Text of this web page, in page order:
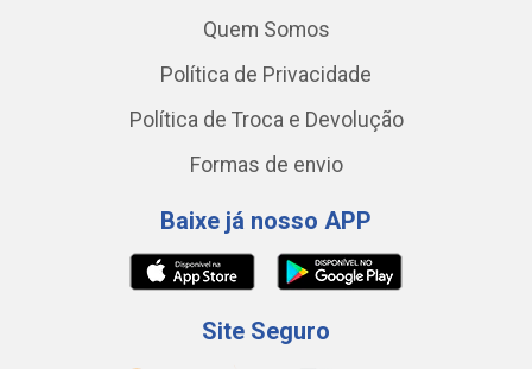
Quem Somos
Política de Privacidade
Política de Troca e Devolução
Formas de envio
Baixe já nosso APP
Site Seguro